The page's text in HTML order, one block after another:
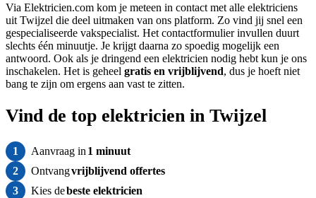
Via Elektricien.com kom je meteen in contact met alle elektriciens
uit Twijzel die deel uitmaken van ons platform. Zo vind jij snel een
gespecialiseerde vakspecialist. Het contactformulier invullen duurt
slechts één minuutje. Je krijgt daarna zo spoedig mogelijk een
antwoord. Ook als je dringend een elektricien nodig hebt kun je ons
inschakelen. Het is geheel gratis en vrijblijvend, dus je hoeft niet
bang te zijn om ergens aan vast te zitten.
Vind de top elektricien in Twijzel
1 Aanvraag in 1 minuut
2
Ontvangvrijblijvend offertes
3
Kies debeste elektricien